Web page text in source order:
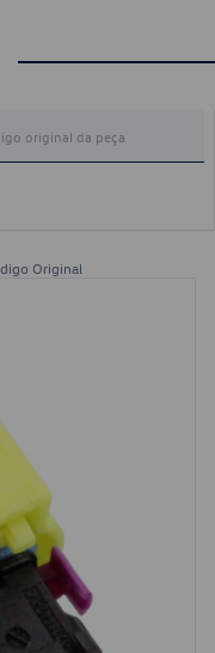
Original